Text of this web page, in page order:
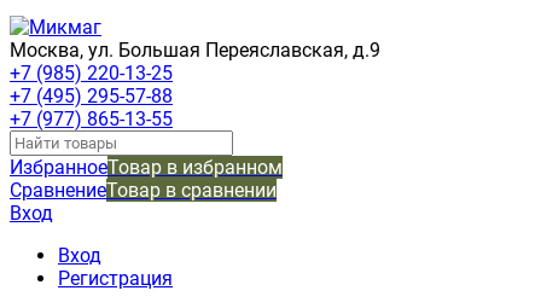
Москва, ул. Большая Переяславская, д.9
+7 (985) 220-13-25
+7 (495) 295-57-88
+7 (977) 865-13-55
ИзбранноеТовар в избранном
СравнениеТовар в сравнении
Вход
Вход
Регистрация